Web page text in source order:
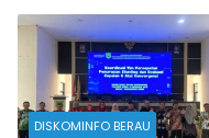
DISKOMINFO BERAU